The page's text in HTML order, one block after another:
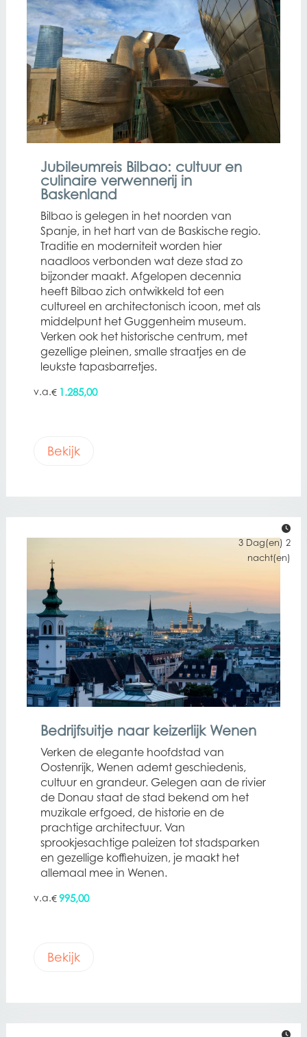
Jubileumreis Bilbao: cultuur en
culinaire verwennerij in
Baskenland
Bilbao is gelegen in het noorden van
Spanje, in het hart van de Baskische regio.
Traditie en moderniteit worden hier
naadloos verbonden wat deze stad zo
bijzonder maakt. Afgelopen decennia
heeft Bilbao zich ontwikkeld tot een
cultureel en architectonisch icoon, met als
middelpunt het Guggenheim museum.
Verken ook het historische centrum, met
gezellige pleinen, smalle straatjes en de
leukste tapasbarretjes.
€ 1.285,00
Bekijk
Bedrijfsuitje naar keizerlijk Wenen
Verken de elegante hoofdstad van
Oostenrijk, Wenen ademt geschiedenis,
cultuur en grandeur. Gelegen aan de rivier
de Donau staat de stad bekend om het
muzikale erfgoed, de historie en de
prachtige architectuur. Van
sprookjesachtige paleizen tot stadsparken
en gezellige koffiehuizen, je maakt het
allemaal mee in Wenen.
3 Dag(en) 2
nacht(en)
€995,00
Bekijk